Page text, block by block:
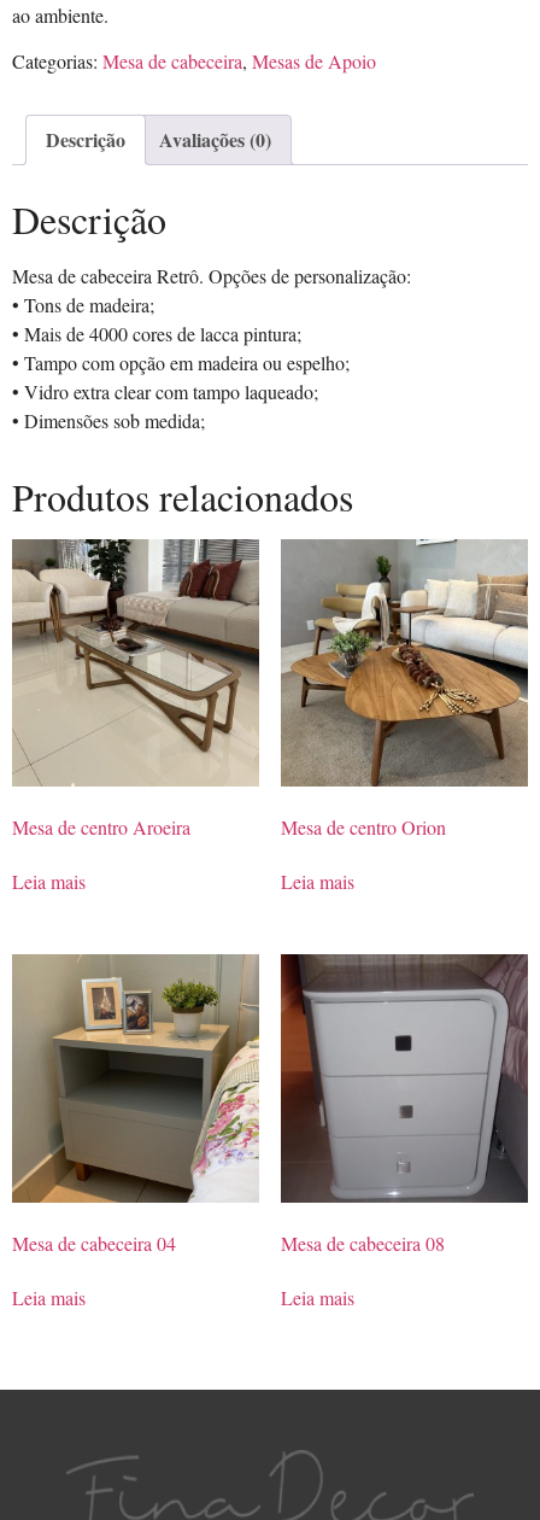
ao ambiente.
Categorias: Mesa de cabeceira, Mesas de Apoio
Descrição Avaliações (0)
Descrição
Mesa de cabeceira Retrô. Opções de personalização:
• Tons de madeira;
• Mais de 4000 cores de lacca pintura;
• Tampo com opção em madeira ou espelho;
• Vidro extra clear com tampo laqueado;
• Dimensões sob medida;
Produtos relacionados
Mesa de centro Aroeira
Leia mais
Mesa de centro Orion
Leia mais
Mesa de cabeceira 04
Leia mais
Mesa de cabeceira 08
Leia mais